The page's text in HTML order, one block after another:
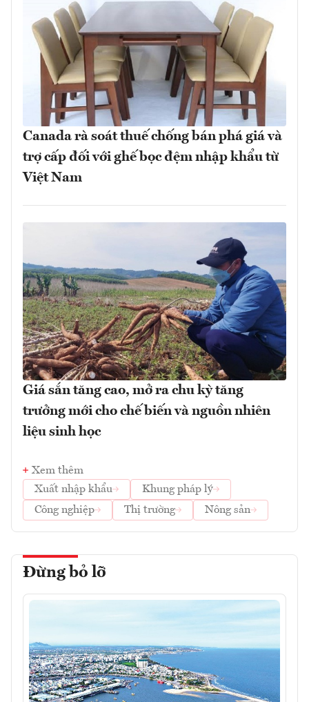
Canada rà soát thuế chống bán phá giá và
trợ cấp đối với ghế bọc đệm nhập khẩu từ
Việt Nam
Giá sắn tăng cao, mở ra chu kỳ tăng
trưởng mới cho chế biến và nguồn nhiên
liệu sinh học
Xem thêm
Xuất nhập khẩu
Khung pháp lý
Công nghiệp
Thị trường Nông sản
Đừng bỏ lỡ